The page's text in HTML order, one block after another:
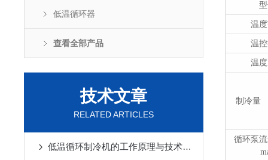
低温循环器
查看全部产品
技术文章
RELATED ARTICLES
低温循环制冷机的工作原理与技术优势 2025-02-14
温
温
温
制冷量
循环泵